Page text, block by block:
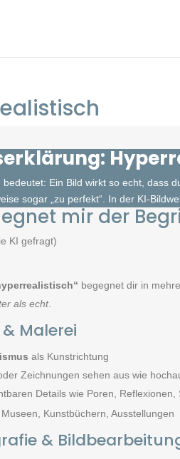
bedeutet: Ein Bild wirkt so echt, dass
sogar „zu perfekt“. In der KI-
mir der
KI gefragt)
begegnet dir in
als echt.
& Malerei
als Kunstrichtung
Zeichnungen sehen aus wie
Details wie Poren, Reflexionen,
Kunstbüchern, Ausstellungen
&